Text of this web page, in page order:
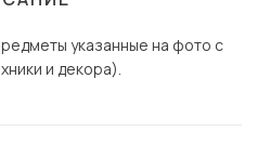
указанные на фото с
и декора).